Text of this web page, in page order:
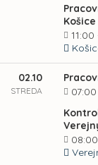
11:00
02.10
STREDA